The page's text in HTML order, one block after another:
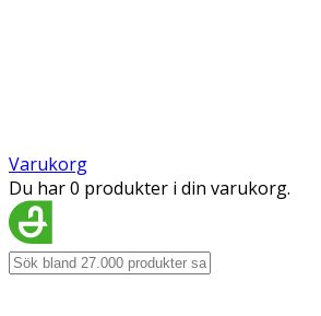
Varukorg
Du har 0 produkter i din varukorg.